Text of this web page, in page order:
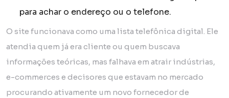
para achar o endereço ou o telefone.
O site funcionava como uma lista telefônica digital. Ele
atendia quem já era cliente ou quem buscava
informações teóricas, mas falhava em atrair indústrias,
e-commerces e decisores que estavam no mercado
procurando ativamente um novo fornecedor de